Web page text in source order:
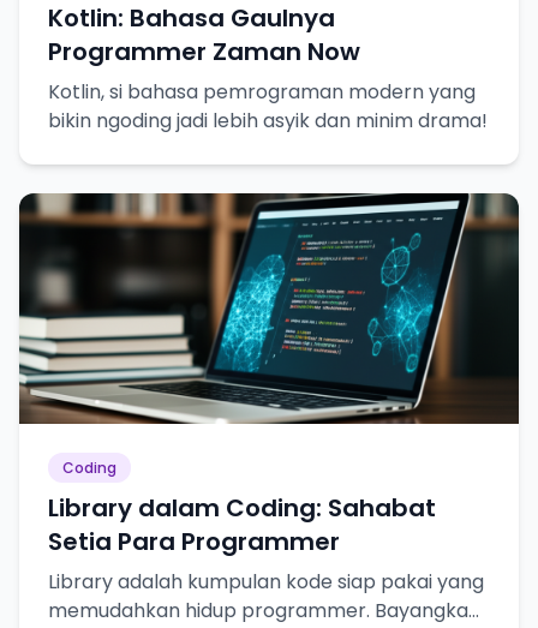
Kotlin: Bahasa Gaulnya
Programmer Zaman Now
Kotlin, si bahasa pemrograman modern yang
bikin ngoding jadi lebih asyik dan minim drama!
Coding
Library dalam Coding: Sahabat
Setia Para Programmer
Library adalah kumpulan kode siap pakai yang
memudahkan hidup programmer. Bayangkan